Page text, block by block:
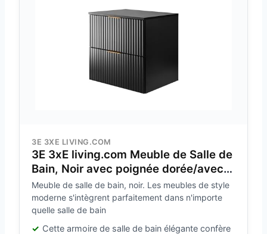
3E 3XE LIVING.COM
3E 3xE living.com Meuble de Salle de
Bain, Noir avec poignée dorée/avec
Plaque supérieure, 60 x 57 x 46 cm
Meuble de salle de bain, noir. Les meubles de style
moderne s'intègrent parfaitement dans n'importe
quelle salle de bain
Cette armoire de salle de bain élégante confère